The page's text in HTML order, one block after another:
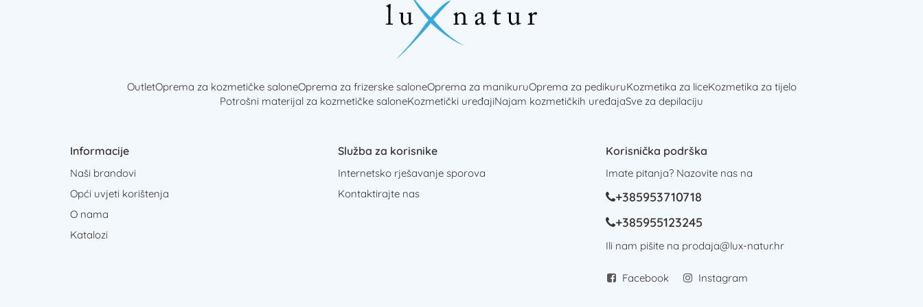
OutletOprema za kozmetičke saloneOprema za frizerske saloneOprema za manikuruOprema za pedikuruKozmetika za liceKozmetika za tijelo
Potrošni materijal za kozmetičke saloneKozmetički uređajiNajam kozmetičkih uređajaSve za depilaciju
Informacije
Naši brandovi
Opći uvjeti korištenja
O nama
Katalozi
Služba za korisnike
Internetsko rješavanje sporova
Kontaktirajte nas
Korisnička podrška
Imate pitanja? Nazovite nas na
+385953710718
+385955123245
Ili nam pišite na prodaja@lux-natur.hr
Facebook Instagram